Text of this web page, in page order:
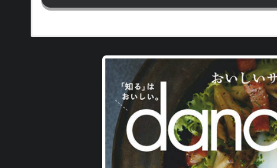
享受美食就是享受人生 以往吃东西只是为了温饱，但随着时代改变
第一本以「食物」为主题的杂志「dancyu」正式诞生，不管是咖喱
电子版日本杂志，PDF 格式，通过百度网盘下载。